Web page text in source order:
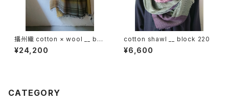
播州織 cotton × wool __ bor
der 220-120 花灯路GK
¥24,200
cotton shawl __ block 220
¥6,600
CATEGORY